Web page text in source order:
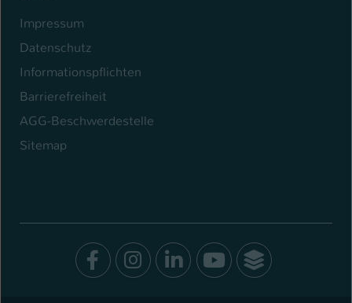
Impressum
Datenschutz
Informationspflichten
Barrierefreiheit
AGG-Beschwerdestelle
Sitemap
Facebook
Instagram
LinkedIn
Youtube